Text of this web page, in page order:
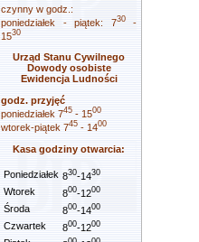
czynny w godz.:
poniedziałek - piątek: 730-
1530
Urząd Stanu Cywilnego
Dowody osobiste
Ewidencja Ludności
godz. przyjęć
poniedziałek 745 - 1500
wtorek-piątek 745 - 1400
Kasa godziny otwarcia:
Poniedziałek 830-1430
Wtorek 800-1200
Środa 800-1400
Czwartek 800-1200